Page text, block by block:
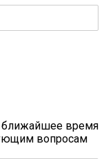
ближайшее время
вопросам